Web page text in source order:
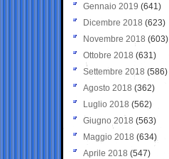
Gennaio 2019 (641)
Dicembre 2018 (623)
Novembre 2018 (603)
Ottobre 2018 (631)
Settembre 2018 (586)
Agosto 2018 (362)
Luglio 2018 (562)
Giugno 2018 (563)
Maggio 2018 (634)
Aprile 2018 (547)